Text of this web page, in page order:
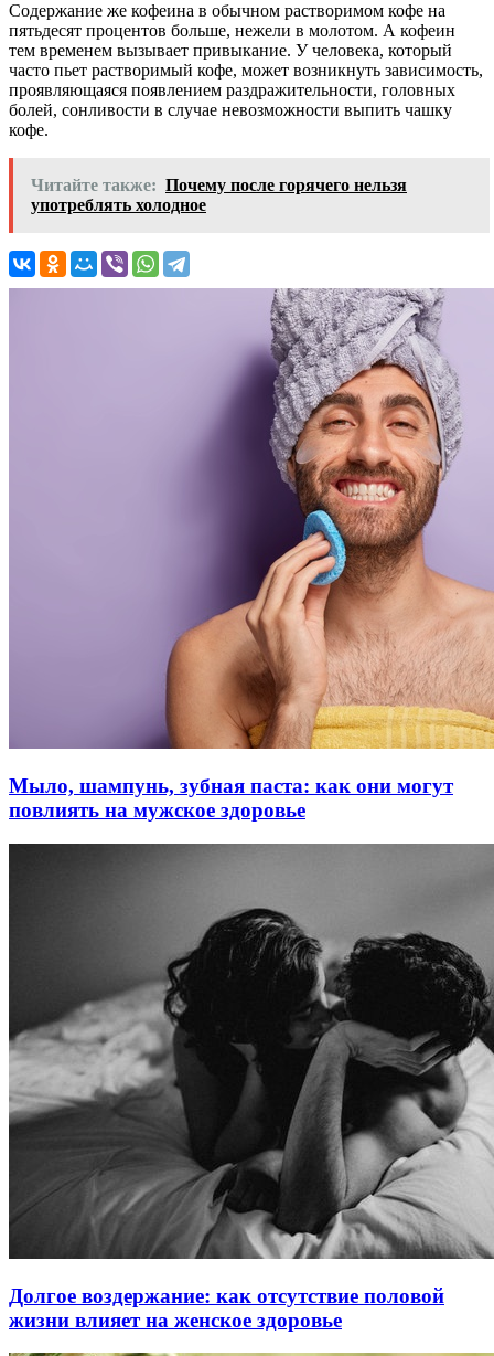
Содержание же кофеина в обычном растворимом кофе на
пятьдесят процентов больше, нежели в молотом. А кофеин
тем временем вызывает привыкание. У человека, который
часто пьет растворимый кофе, может возникнуть зависимость,
проявляющаяся появлением раздражительности, головных
болей, сонливости в случае невозможности выпить чашку
кофе.
Читайте также: Почему после горячего нельзя
употреблять холодное
Мыло, шампунь, зубная паста: как они могут
повлиять на мужское здоровье
Долгое воздержание: как отсутствие половой
жизни влияет на женское здоровье